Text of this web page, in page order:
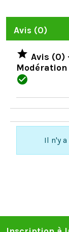
Avis (0)
 Avis (0)

Il n'y